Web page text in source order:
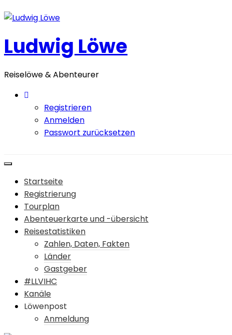
Zum
Inhalt
Ludwig Löwe
Reiselöwe & Abenteurer
Registrieren
Anmelden
Passwort zurücksetzen
Startseite
Registrierung
Tourplan
Abenteuerkarte und -übersicht
Reisestatistiken
Zahlen, Daten, Fakten
Länder
Gastgeber
#LLVIHC
Kanäle
Löwenpost
Anmeldung